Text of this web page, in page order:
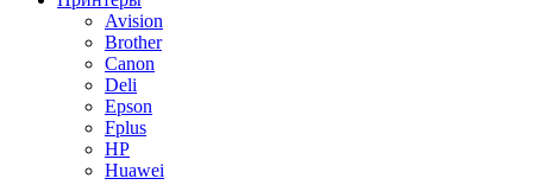
Avision
Brother
Canon
Deli
Epson
Fplus
HP
Huawei